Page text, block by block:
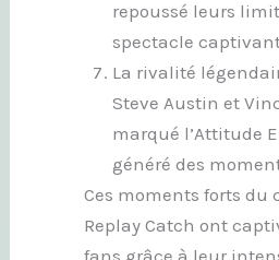
repoussé leurs
spectacle
La rivalité
Steve Austin et
marqué l’Attitude
généré des
Ces moments forts du
Replay Catch ont
fans grâce à leur